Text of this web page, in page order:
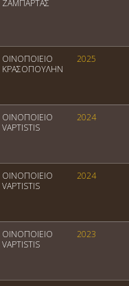
ΖΑΜΠΑΡΤΑΣ
ΟΙΝΟΠΟΙΕΙΟ
ΚΡΑΣΟΠΟΥΛΗΝ
2025
ΟΙΝΟΠΟΙΕΙΟ
VAPTISTIS
2024
ΟΙΝΟΠΟΙΕΙΟ
VAPTISTIS
2024
ΟΙΝΟΠΟΙΕΙΟ
VAPTISTIS
2023